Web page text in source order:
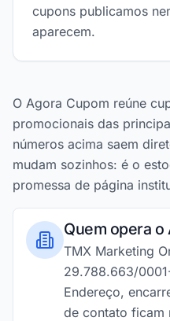
cupons publicamos
aparecem.
O Agora Cupom reúne
promocionais das
números acima saem
mudam sozinhos: é o
promessa de página
Quem opera o
TMX Marketing
29.788.663/
Endereço,
de contato ficam